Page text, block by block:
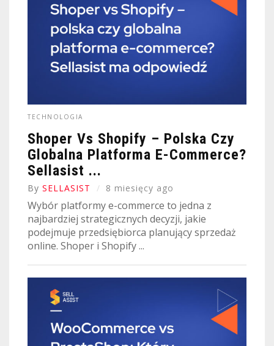
TECHNOLOGIA
Shoper Vs Shopify – Polska Czy
Globalna Platforma E-Commerce?
Sellasist ...
By SELLASIST 8 miesięcy ago
Wybór platformy e-commerce to jedna z
najbardziej strategicznych decyzji, jakie
podejmuje przedsiębiorca planujący sprzedaż
online. Shoper i Shopify ...